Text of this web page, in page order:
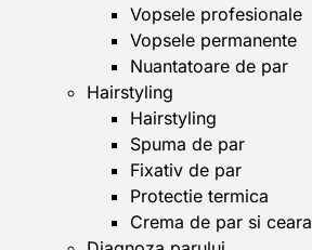
Vopsele profesionale
Vopsele permanente
Nuantatoare de par
Hairstyling
Hairstyling
Spuma de par
Fixativ de par
Protectie termica
Crema de par si ceara